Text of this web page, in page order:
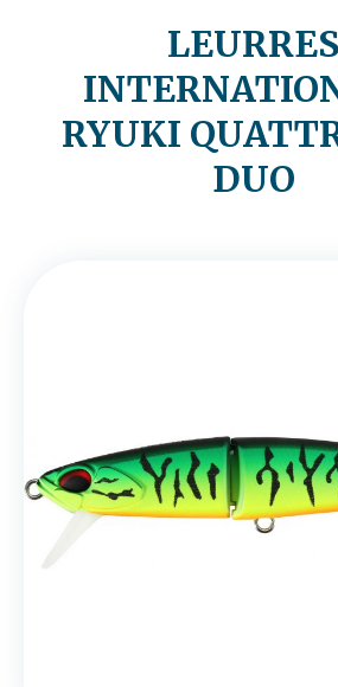
LEURRES
RYUKI
DUO